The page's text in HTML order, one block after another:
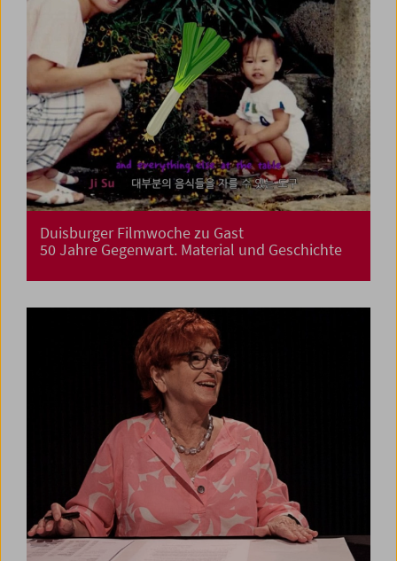
Duisburger Filmwoche zu Gast
50 Jahre Gegenwart. Material und Geschichte